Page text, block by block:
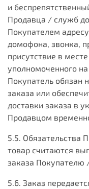
и
Продавца / служб
Покупателем
домофона, звонка,
присутствие в
уполномоченного
Покупатель обязан
заказа или
доставки заказа в
Продавцом
5.5. Обязательства
товар считаются
заказа Покупателю
5.6. Заказ